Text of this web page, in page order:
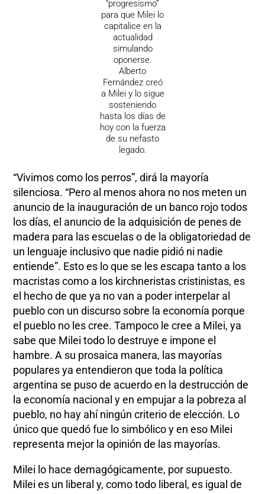
“progresismo”
para que Milei lo
capitalice en la
actualidad
simulando
oponerse.
Alberto
Fernández creó
a Milei y lo sigue
sosteniendo
hasta los días de
hoy con la fuerza
de su nefasto
legado.
“Vivimos como los perros”, dirá la mayoría
silenciosa. “Pero al menos ahora no nos meten un
anuncio de la inauguración de un banco rojo todos
los días, el anuncio de la adquisición de penes de
madera para las escuelas o de la obligatoriedad de
un lenguaje inclusivo que nadie pidió ni nadie
entiende”. Esto es lo que se les escapa tanto a los
macristas como a los kirchneristas cristinistas, es
el hecho de que ya no van a poder interpelar al
pueblo con un discurso sobre la economía porque
el pueblo no les cree. Tampoco le cree a Milei, ya
sabe que Milei todo lo destruye e impone el
hambre. A su prosaica manera, las mayorías
populares ya entendieron que toda la política
argentina se puso de acuerdo en la destrucción de
la economía nacional y en empujar a la pobreza al
pueblo, no hay ahí ningún criterio de elección. Lo
único que quedó fue lo simbólico y en eso Milei
representa mejor la opinión de las mayorías.
Milei lo hace demagógicamente, por supuesto.
Milei es un liberal y, como todo liberal, es igual de